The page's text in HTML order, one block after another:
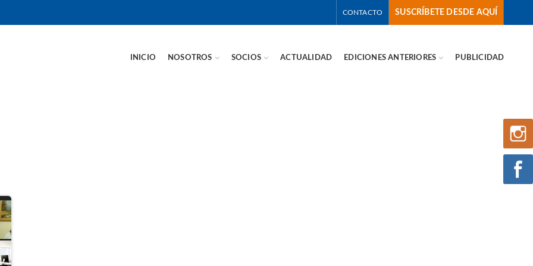
CONTACTO SUSCRÍBETE DESDE AQUÍ
INICIO NOSOTROS SOCIOS ACTUALIDAD EDICIONES ANTERIORES PUBLICIDAD